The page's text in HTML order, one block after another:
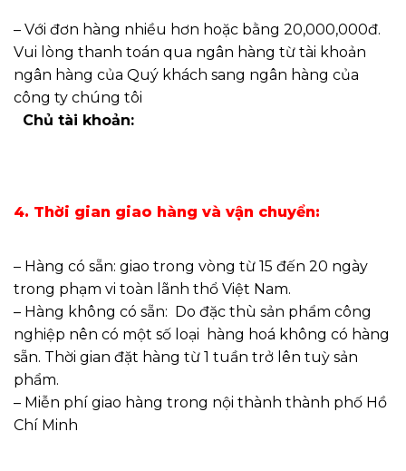
– Với đơn hàng nhiều hơn hoặc bằng 20,000,000đ.
Vui lòng thanh toán qua ngân hàng từ tài khoản
ngân hàng của Quý khách sang ngân hàng của
công ty chúng tôi
Chủ tài khoản:
4. Thời gian giao hàng và vận chuyển:
– Hàng có sẵn: giao trong vòng từ 15 đến 20 ngày
trong phạm vi toàn lãnh thổ Việt Nam.
– Hàng không có sẵn: Do đặc thù sản phẩm công
nghiệp nên có một số loại hàng hoá không có hàng
sẵn. Thời gian đặt hàng từ 1 tuần trở lên tuỳ sản
phẩm.
– Miễn phí giao hàng trong nội thành thành phố Hồ
Chí Minh